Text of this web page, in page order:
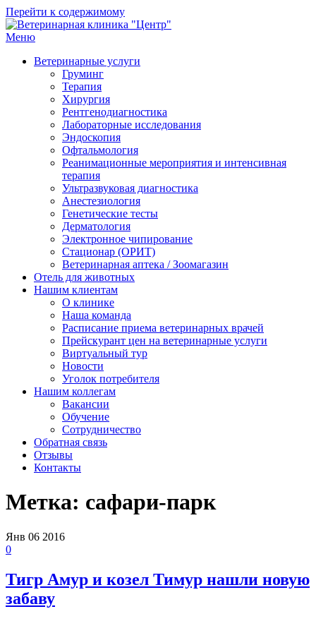
Перейти к содержимому
Меню
Ветеринарные услуги
Груминг
Терапия
Хирургия
Рентгенодиагностика
Лабораторные исследования
Эндоскопия
Офтальмология
Реанимационные мероприятия и интенсивная
терапия
Ультразвуковая диагностика
Анестезиология
Генетические тесты
Дерматология
Электронное чипирование
Стационар (ОРИТ)
Ветеринарная аптека / Зоомагазин
Отель для животных
Нашим клиентам
О клинике
Наша команда
Расписание приема ветеринарных врачей
Прейскурант цен на ветеринарные услуги
Виртуальный тур
Новости
Уголок потребителя
Нашим коллегам
Вакансии
Обучение
Сотрудничество
Обратная связь
Отзывы
Контакты
Метка: сафари-парк
Янв 06 2016
0
Тигр Амур и козел Тимур нашли новую
забаву